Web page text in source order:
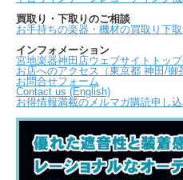
買取り・下取りのご相談
お手持ちの楽器・機材の買取り下
インフォメーション
宮地楽器神田店ウェブサイトトッ
お店へのアクセス（東京都 神田/御
お問合せフォーム
Contact us (English)
お得情報満載のメルマガ購読申し